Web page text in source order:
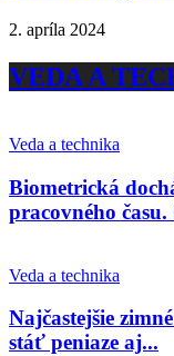
2. apríla 2024
VEDA A
Veda a technika
Biometrická
pracovného
Veda a technika
Najčastejšie
stáť peniaze aj...